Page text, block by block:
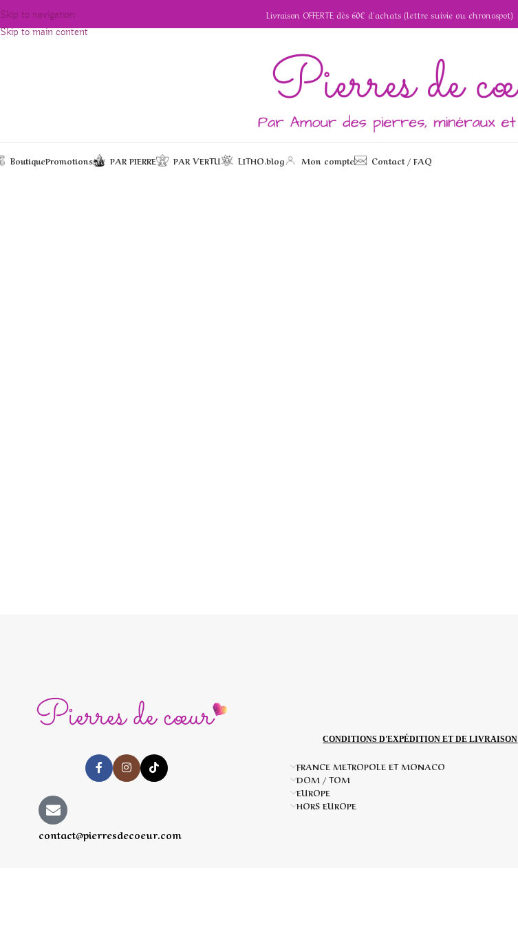
Skip to navigation
Skip to main content
Livraison OFFERTE dès 60€ d'achats (lettre suivie ou chronospot)
BoutiquePromotions PAR PIERRE PAR VERTU LITHO.blog Mon compte Contact / FAQ
contact@pierresdecoeur.com
CONDITIONS D'EXPÉDITION ET DE LIVRAISON
FRANCE METROPOLE ET MONACO
DOM / TOM
EUROPE
HORS EUROPE